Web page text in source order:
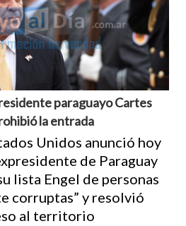
paraguayo Cartes
la entrada
Unidos anunció hoy
de Paraguay
lista Engel de personas
corruptas” y resolvió
al territorio